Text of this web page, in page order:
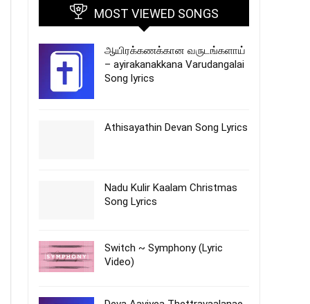
MOST VIEWED SONGS
ஆயிரக்கணக்கான வருடங்களாய்
– ayirakanakkana Varudangalai
Song lyrics
Athisayathin Devan Song Lyrics
Nadu Kulir Kaalam Christmas
Song Lyrics
Switch ~ Symphony (Lyric
Video)